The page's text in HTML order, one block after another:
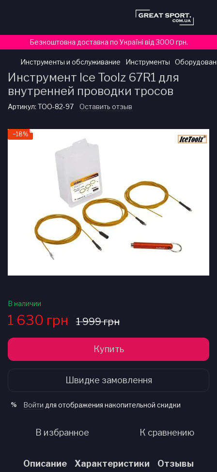
Безкоштовна доставка по Україні від 3000 грн.
Инструменты и обслуживание Инструменты
Инструмент Ice Toolz 67R1 для
внутренней проводки тросов
Артикул: TOO-82-97 Оставить отзыв
−18%
В наличии
1 630 грн 1 999 грн
Купить
Швидке замовлення
% Войти для отображения накопительной скидки
В избранное К сравнению
Описание Характеристики Отзывы